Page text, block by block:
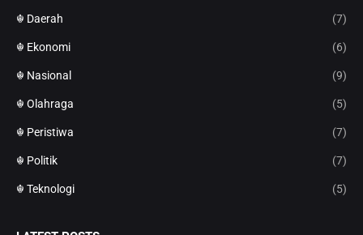
☬ Daerah (7)
☬ Ekonomi (6)
☬ Nasional (9)
☬ Olahraga (5)
☬ Peristiwa (7)
☬ Politik (7)
☬ Teknologi (5)